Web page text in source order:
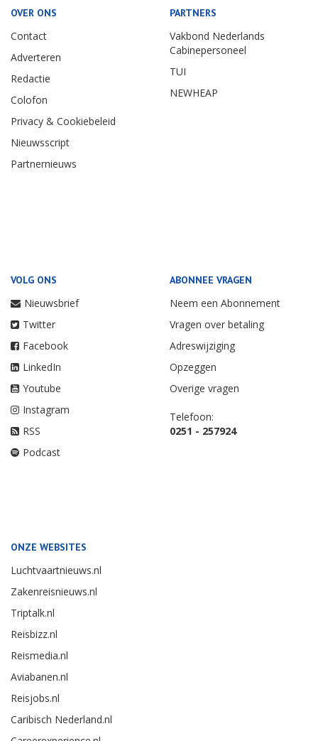
OVER ONS
Contact
Adverteren
Redactie
Colofon
Privacy & Cookiebeleid
Nieuwsscript
Partnernieuws
PARTNERS
Vakbond Nederlands
Cabinepersoneel
TUI
NEWHEAP
VOLG ONS
Nieuwsbrief
Twitter
Facebook
LinkedIn
Youtube
Instagram
RSS
Podcast
ABONNEE VRAGEN
Neem een Abonnement
Vragen over betaling
Adreswijziging
Opzeggen
Overige vragen
Telefoon:
0251 - 257924
ONZE WEBSITES
Luchtvaartnieuws.nl
Zakenreisnieuws.nl
Triptalk.nl
Reisbizz.nl
Reismedia.nl
Aviabanen.nl
Reisjobs.nl
Caribisch Nederland.nl